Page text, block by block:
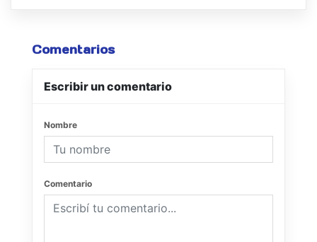
Comentarios
Escribir un comentario
Nombre
Comentario